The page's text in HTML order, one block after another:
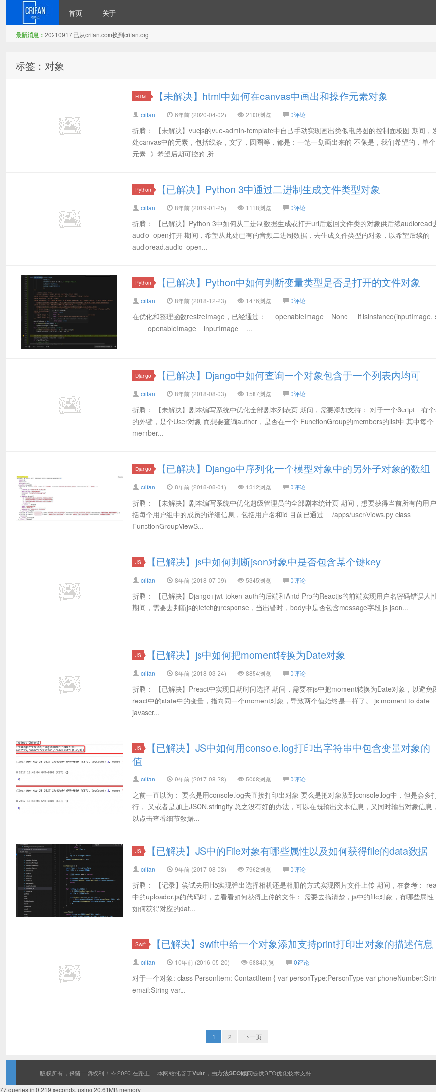
首页 关于
最新消息： 20210917 已从crifan.com换到crifan.org
标签：对象
HTML 【未解决】html中如何在canvas中画出和操作元素对象
crifan 6年前 (2020-04-02) 2100浏览 0评论
折腾： 【未解决】vuejs的vue-admin-template中自己手动实现画出类似电路图的控制面板图 期间，
处canvas中的元素，包括线条，文字，圆圈等，都是：一笔一划画出来的 不像是，我们希望的，单
元素 -》希望后期可控的 所...
Python 【已解决】Python 3中通过二进制生成文件类型对象
crifan 8年前 (2019-01-25) 1118浏览 0评论
折腾： 【已解决】Python 3中如何从二进制数据生成或打开url后返回文件类的对象供后续audioread
audio_open打开 期间，希望从此处已有的音频二进制数据，去生成文件类型的对象，以希望后续的
audioread.audio_open...
Python 【已解决】Python中如何判断变量类型是否是打开的文件对象
crifan 8年前 (2018-12-23) 1476浏览 0评论
在优化和整理函数resizeImage，已经通过： openableImage = None if isinstance(inputImage,
openableImage = inputImage ...
Django 【已解决】Django中如何查询一个对象包含于一个列表内均可
crifan 8年前 (2018-08-03) 1587浏览 0评论
折腾： 【未解决】剧本编写系统中优化全部剧本列表页 期间，需要添加支持： 对于一个Script，有
的外键，是个User对象 而想要查询author，是否在一个 FunctionGroup的members的list中 其中每个
member...
Django 【已解决】Django中序列化一个模型对象中的另外子对象的数组
crifan 8年前 (2018-08-01) 1312浏览 0评论
折腾： 【未解决】剧本编写系统中优化超级管理员的全部剧本统计页 期间，想要获得当前所有的用
括每个用户组中的成员的详细信息，包括用户名和id 目前已通过： /apps/user/views.py class
FunctionGroupViewS...
JS 【已解决】js中如何判断json对象中是否包含某个键key
crifan 8年前 (2018-07-09) 5345浏览 0评论
折腾： 【已解决】Django+jwt-token-auth的后端和Antd Pro的Reactjs的前端实现用户名密码错误人
期间，需要去判断js的fetch的response，当出错时，body中是否包含message字段 js json...
JS 【已解决】js中如何把moment转换为Date对象
crifan 8年前 (2018-03-24) 8854浏览 0评论
折腾： 【已解决】Preact中实现日期时间选择 期间，需要在js中把moment转换为Date对象，以避免
react中的state中的变量，指向同一个moment对象，导致两个值始终是一样了。 js moment to date
javascr...
JS
【已解决】JS中如何用console.log打印出字符串中包含变量对象的
值
crifan 9年前 (2017-08-28) 5008浏览 0评论
之前一直以为： 要么是用console.log去直接打印出对象 要么是把对象放到console.log中，但是会多
行， 又或者是加上JSON.stringify 总之没有好的办法，可以在既输出文本信息，又同时输出对象信息
以点击查看细节数据...
JS 【已解决】JS中的File对象有哪些属性以及如何获得file的data数据
crifan 9年前 (2017-08-03) 7962浏览 0评论
折腾： 【记录】尝试去用H5实现弹出选择相机还是相册的方式实现图片文件上传 期间，在参考：
中的uploader.js的代码时，去看看如何获得上传的文件： 需要去搞清楚，js中的file对象，有哪些属性
如何获得对应的dat...
Swift 【已解决】swift中给一个对象添加支持print打印出对象的描述信息
crifan 10年前 (2016-05-20) 6884浏览 0评论
对于一个对象: class PersonItem: ContactItem { var personType:PersonType var
email:String var...
1 2 下一页
版权所有，保留一切权利！ © 2026 在路上 本网站托管于Vultr ，由方法SEO顾问提供SEO优化技术支持
77 queries in 0.219 seconds, using 20.61MB memory